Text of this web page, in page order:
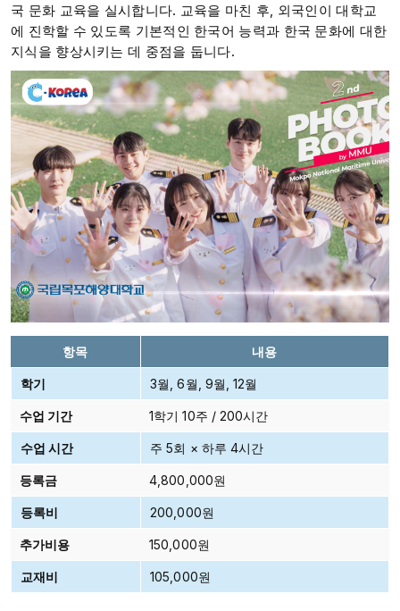
국 문화 교육을 실시합니다. 교육을 마친 후, 외국인이 대학교
에 진학할 수 있도록 기본적인 한국어 능력과 한국 문화에 대한
지식을 향상시키는 데 중점을 둡니다.
항목 내용
학기 3월, 6월, 9월, 12월
수업 기간 1학기 10주 / 200시간
수업 시간 주 5회 × 하루 4시간
등록금 4,800,000원
등록비 200,000원
추가비용 150,000원
교재비 105,000원